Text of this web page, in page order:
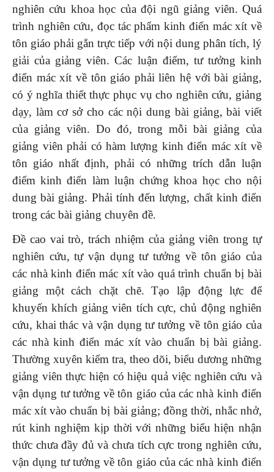
nghiên cứu khoa học của đội ngũ giảng viên. Quá
trình nghiên cứu, đọc tác phẩm kinh điển mác xít về
tôn giáo phải gắn trực tiếp với nội dung phân tích, lý
giải của giảng viên. Các luận điểm, tư tưởng kinh
điển mác xít về tôn giáo phải liên hệ với bài giảng,
có ý nghĩa thiết thực phục vụ cho nghiên cứu, giảng
dạy, làm cơ sở cho các nội dung bài giảng, bài viết
của giảng viên. Do đó, trong mỗi bài giảng của
giảng viên phải có hàm lượng kinh điển mác xít về
tôn giáo nhất định, phải có những trích dẫn luận
điểm kinh điển làm luận chứng khoa học cho nội
dung bài giảng. Phải tính đến lượng, chất kinh điển
trong các bài giảng chuyên đề.
Đề cao vai trò, trách nhiệm của giảng viên trong tự
nghiên cứu, tự vận dụng tư tưởng về tôn giáo của
các nhà kinh điển mác xít vào quá trình chuẩn bị bài
giảng một cách chặt chẽ. Tạo lập động lực để
khuyến khích giảng viên tích cực, chủ động nghiên
cứu, khai thác và vận dụng tư tưởng về tôn giáo của
các nhà kinh điển mác xít vào chuẩn bị bài giảng.
Thường xuyên kiểm tra, theo dõi, biểu dương những
giảng viên thực hiện có hiệu quả việc nghiên cứu và
vận dụng tư tưởng về tôn giáo của các nhà kinh điển
mác xít vào chuẩn bị bài giảng; đồng thời, nhắc nhở,
rút kinh nghiệm kịp thời với những biểu hiện nhận
thức chưa đầy đủ và chưa tích cực trong nghiên cứu,
vận dụng tư tưởng về tôn giáo của các nhà kinh điển